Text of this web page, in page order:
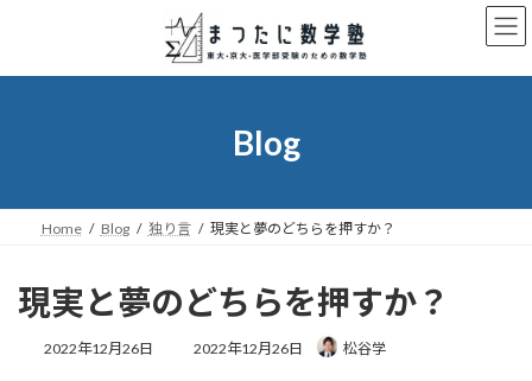
ン
ー
Blog
Home Blog 独り言 現実と夢のどちらを押すか？
現実と夢のどちらを押すか？
2022年12月26日
最
2022年12月26日 松谷学